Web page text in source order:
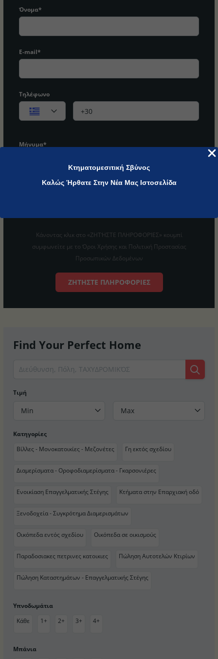
Κτηματομεσιτική Σβύνος
Καλώς Ήρθατε Στην Νέα Μας Ιστοσελίδα
Όνομα*
E-mail*
Τηλέφωνο
Μήνυμα*
Κάνοντας κλικ στο «ΖΗΤΉΣΤΕ ΠΛΗΡΟΦΟΡΊΕΣ» κουμπί
συμφωνείτε με το Όροι Χρήσης και Πολιτική Προστασίας
Προσωπικών Δεδομένων
ΖΗΤΉΣΤΕ ΠΛΗΡΟΦΟΡΊΕΣ
Find Your Perfect Home
Τιμή
Min Max
Κατηγορίες
Βίλλες - Μονοκατοικίες - Μεζονέτες
Γη εκτός σχεδίου
Διαμερίσματα - Οροφοδιαμερίσματα - Γκαρσονιέρες
Ενοικίαση Επαγγελματικής Στέγης Κτήματα στην Επαρχιακή οδό
Ξενοδοχεία - Συγκρότημα Διαμερισμάτων
Οικόπεδα εντός σχεδίου Οικόπεδα σε οικισμούς
Παραδοσιακες πετρινες κατοικιες Πώληση Αυτοτελών Κτιρίων
Πώληση Καταστημάτων - Επαγγελματικής Στέγης
Υπνοδωμάτια
Κάθε
1+ 2+ 3+ 4+
Μπάνια